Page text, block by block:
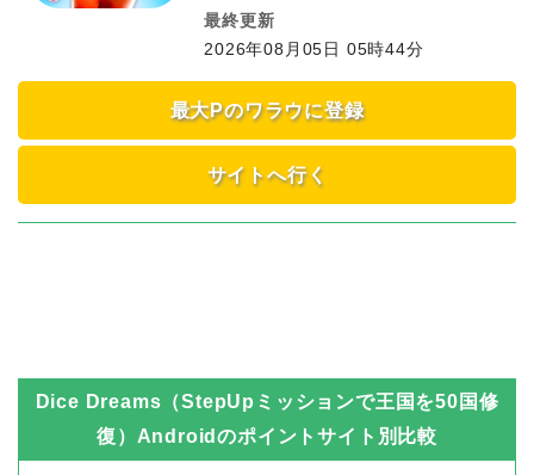
最終更新
2026年08月05日 05時44分
最大Pのワラウに登録
サイトへ行く
Dice Dreams（StepUpミッションで王国を50国修
復）Androidのポイントサイト別比較